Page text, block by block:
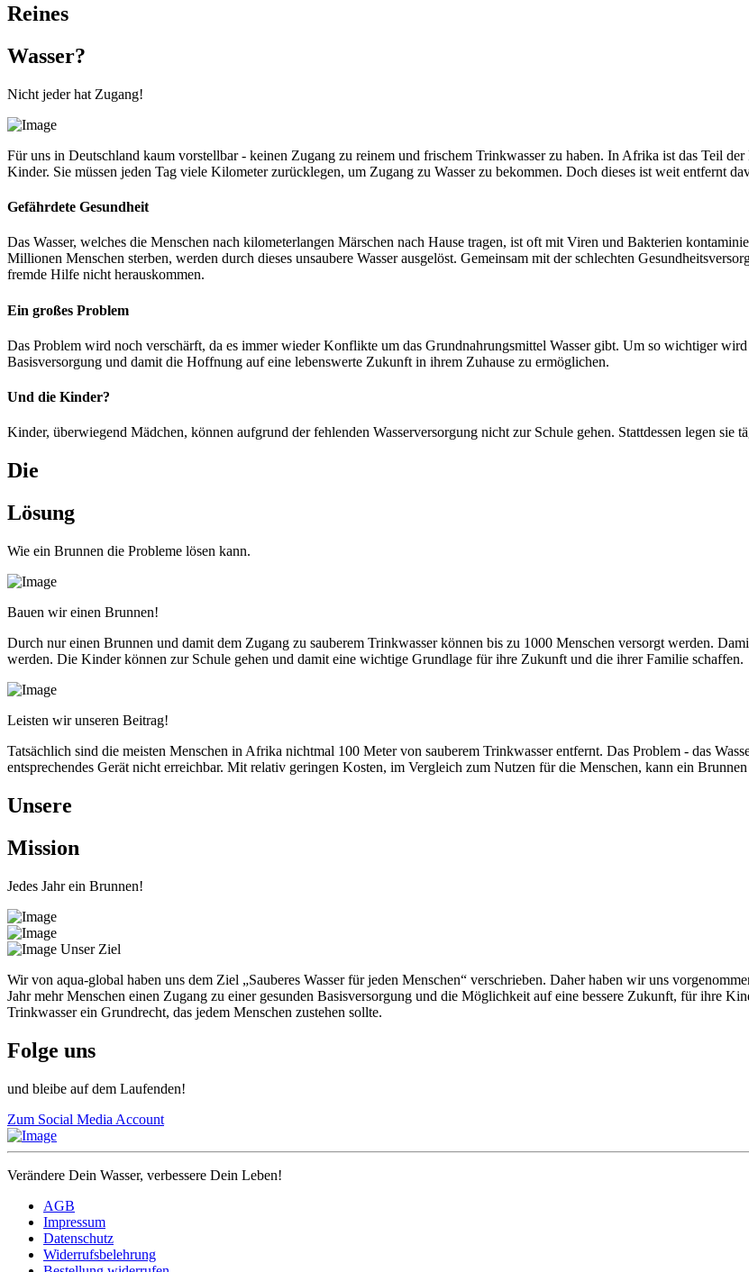
Reines
Wasser?
Nicht jeder hat Zugang!
Für uns in Deutschland kaum vorstellbar - keinen Zugang zu reinem und frischem Trinkwasser zu haben. In Afrika ist das Teil
Kinder. Sie müssen jeden Tag viele Kilometer zurücklegen, um Zugang zu Wasser zu bekommen. Doch dieses ist weit entfernt
Gefährdete Gesundheit
Das Wasser, welches die Menschen nach kilometerlangen Märschen nach Hause tragen, ist oft mit Viren und Bakterien
Millionen Menschen sterben, werden durch dieses unsaubere Wasser ausgelöst. Gemeinsam mit der schlechten
fremde Hilfe nicht herauskommen.
Ein großes Problem
Das Problem wird noch verschärft, da es immer wieder Konflikte um das Grundnahrungsmittel Wasser gibt. Um so wichtiger
Basisversorgung und damit die Hoffnung auf eine lebenswerte Zukunft in ihrem Zuhause zu ermöglichen.
Und die Kinder?
Kinder, überwiegend Mädchen, können aufgrund der fehlenden Wasserversorgung nicht zur Schule gehen. Stattdessen legen
Die
Lösung
Wie ein Brunnen die Probleme lösen kann.
Bauen wir einen Brunnen!
Durch nur einen Brunnen und damit dem Zugang zu sauberem Trinkwasser können bis zu 1000 Menschen versorgt werden.
werden. Die Kinder können zur Schule gehen und damit eine wichtige Grundlage für ihre Zukunft und die ihrer Familie schaffen.
Leisten wir unseren Beitrag!
Tatsächlich sind die meisten Menschen in Afrika nichtmal 100 Meter von sauberem Trinkwasser entfernt. Das Problem - das
entsprechendes Gerät nicht erreichbar. Mit relativ geringen Kosten, im Vergleich zum Nutzen für die Menschen, kann ein
Unsere
Mission
Jedes Jahr ein Brunnen!
Unser Ziel
Wir von aqua-global haben uns dem Ziel „Sauberes Wasser für jeden Menschen“ verschrieben. Daher haben wir uns
Jahr mehr Menschen einen Zugang zu einer gesunden Basisversorgung und die Möglichkeit auf eine bessere Zukunft, für ihre
Trinkwasser ein Grundrecht, das jedem Menschen zustehen sollte.
Folge uns
und bleibe auf dem Laufenden!
Zum Social Media Account
Verändere Dein Wasser, verbessere Dein Leben!
AGB
Impressum
Datenschutz
Widerrufsbelehrung